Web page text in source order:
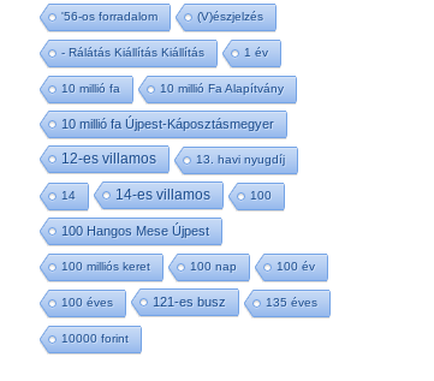
'56-os forradalom (V)észjelzés
- Rálátás Kiállítás Kiállítás 1 év
10 millió fa 10 millió Fa Alapítvány
10 millió fa Újpest-Káposztásmegyer
12-es villamos 13. havi nyugdíj
14 14-es villamos 100
100 Hangos Mese Újpest
100 milliós keret 100 nap 100 év
100 éves 121-es busz 135 éves
10000 forint